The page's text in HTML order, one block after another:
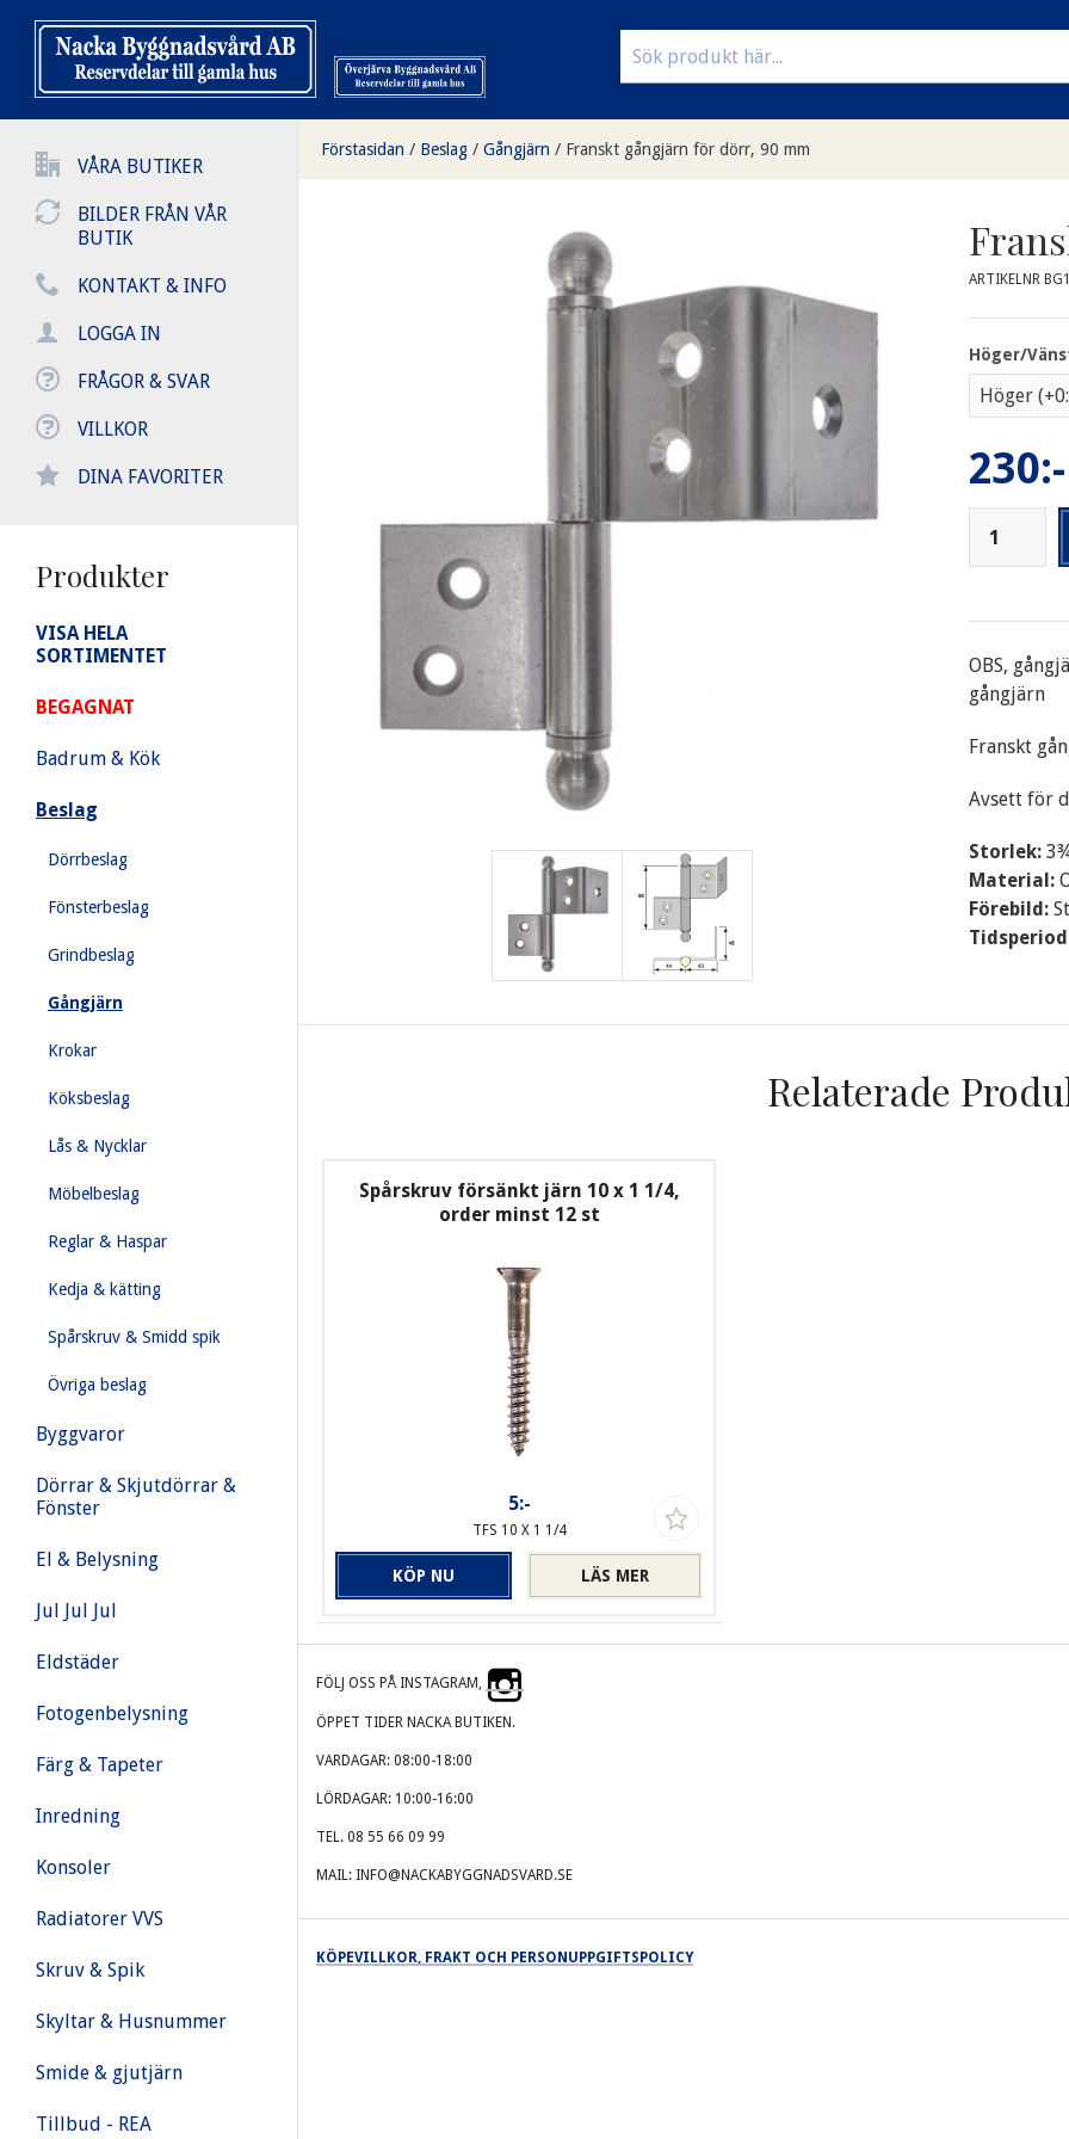
VÅRA BUTIKER
BILDER FRÅN VÅR
BUTIK
KONTAKT & INFO
LOGGA IN
FRÅGOR & SVAR
VILLKOR
DINA FAVORITER
Produkter
VISA HELA
SORTIMENTET
BEGAGNAT
Badrum & Kök
Beslag
Dörrbeslag
Fönsterbeslag
Grindbeslag
Gångjärn
Krokar
Köksbeslag
Lås & Nycklar
Möbelbeslag
Reglar & Haspar
Kedja & kätting
Spårskruv & Smidd spik
Övriga beslag
Byggvaror
Dörrar & Skjutdörrar &
Fönster
El & Belysning
Jul Jul Jul
Eldstäder
Fotogenbelysning
Färg & Tapeter
Inredning
Konsoler
Radiatorer VVS
Skruv & Spik
Skyltar & Husnummer
Smide & gjutjärn
Tillbud - REA
Förstasidan / Beslag / Gångjärn / Franskt gångjärn för dörr, 90 mm
ARTIKELNR
Höger/
230:-
OBS,
gångjärn
Franskt
Avsett för
Storlek:
Material:
Förebild:
Relaterade
Spårskruv försänkt järn 10 x 1 1/4,
order minst 12 st
5:-
TFS 10 X 1 1/4
LÄS MER
KÖP NU
FÖLJ OSS PÅ INSTAGRAM,
ÖPPET TIDER NACKA BUTIKEN.
VARDAGAR: 08:00-18:00
LÖRDAGAR: 10:00-16:00
TEL. 08 55 66 09 99
MAIL: INFO@NACKABYGGNADSVARD.SE
KÖPEVILLKOR, FRAKT OCH PERSONUPPGIFTSPOLICY